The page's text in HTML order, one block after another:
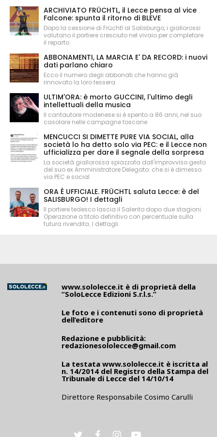
ARCHIVIATO FRÜCHTL, il Lecce pensa al vice
Falcone: spunta il ritorno di BLEVE
Dopo la cessione di Früchtl al Salisburgo, i giallorossi
valutano il portiere cresciuto nel vivaio per completare
il reparto.
ABBONAMENTI, LA MARCIA E' DA RECORD: i nuovi
dati parlano chiaro
Ecco il numero degli abbonati che hanno già
rinnovato la loro tessera
ULTIM'ORA: è morto GUCCINI, l'ultimo degli
intellettuali della musica
Il cantautore modenese si è spento a 86 anni, nel suo
casolare nelle campagne toscane
MENCUCCI SI DIMETTE PURE VIA SOCIAL, alla
società lo ha detto solo via PEC: e il Lecce non
ufficializza per dare il segnale della sorpresa
La società giallorossa spiazzata dall'improvviso gesto
del suo ex Amministratore Delegato: che si è dimesso
via PEC e social
ORA È UFFICIALE. FRÜCHTL saluta Lecce: è del
SALISBURGO! I dettagli
Il portiere tedesco lascia il Salento dopo due stagioni.
Operazione a titolo definitivo con percentuale sulla
futura rivendita. I dettagli.
www.sololecce.it è di proprietà della
“SoloLecce Edizioni S.r.l.s.”
Le foto e i contenuti sono di proprietà
dell’editore
Redazione e pubblicità:
redazionesololecce@gmail.com
La testata www.sololecce.it è iscritta al
n. 14/2014 del Registro della Stampa del
Tribunale di Lecce del 14/10/14
Direttore Responsabile Cosimo Carulli